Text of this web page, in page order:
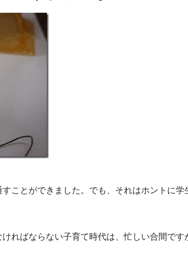
ことができました。でも、それはホントに
ればならない子育て時代は、忙しい合間です